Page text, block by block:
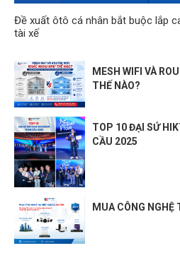
Đề xuất ôtô cá nhân bắt buộc lắp
tài xế
MESH WIFI VÀ
THẾ NÀO?
TOP 10 ĐẠI SỨ
CẦU 2025
MUA CÔNG NGHỆ